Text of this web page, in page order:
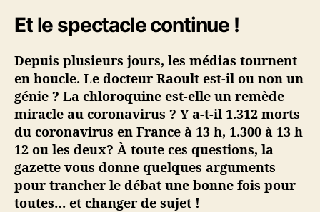
n
·
e
#
3
–
D
r
R
Et le spectacle continue !
Depuis plusieurs jours, les médias tournent
en boucle. Le docteur Raoult est-il ou non un
génie ? La chloroquine est-elle un remède
miracle au coronavirus ? Y a-t-il 1.312 morts
du coronavirus en France à 13 h, 1.300 à 13 h
12 ou les deux? À toute ces questions, la
gazette vous donne quelques arguments
pour trancher le débat une bonne fois pour
toutes… et changer de sujet !